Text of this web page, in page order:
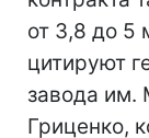
от 3,8 до 5
цитируют
завода им.
Гриценко,